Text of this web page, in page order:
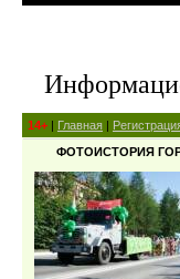
14+ | Главная |
ФОТОИСТОРИЯ